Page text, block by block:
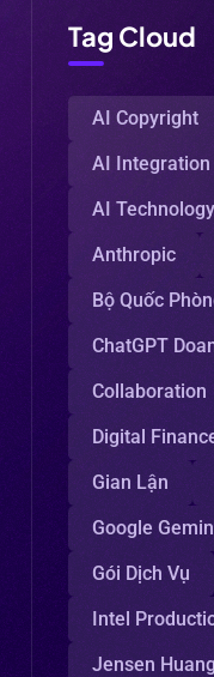
Tag Cloud
AI Copyright
AI Integration
AI Technology
Anthropic
Bộ Quốc
ChatGPT
Collaboration
Digital
Gian Lận
Google
Gói Dịch Vụ
Intel
Jensen Huang